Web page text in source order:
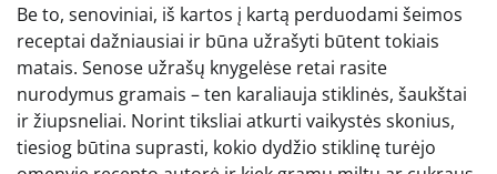
Be to, senoviniai, iš kartos į kartą perduodami šeimos
receptai dažniausiai ir būna užrašyti būtent tokiais
matais. Senose užrašų knygelėse retai rasite
nurodymus gramais – ten karaliauja stiklinės, šaukštai
ir žiupsneliai. Norint tiksliai atkurti vaikystės skonius,
tiesiog būtina suprasti, kokio dydžio stiklinę turėjo